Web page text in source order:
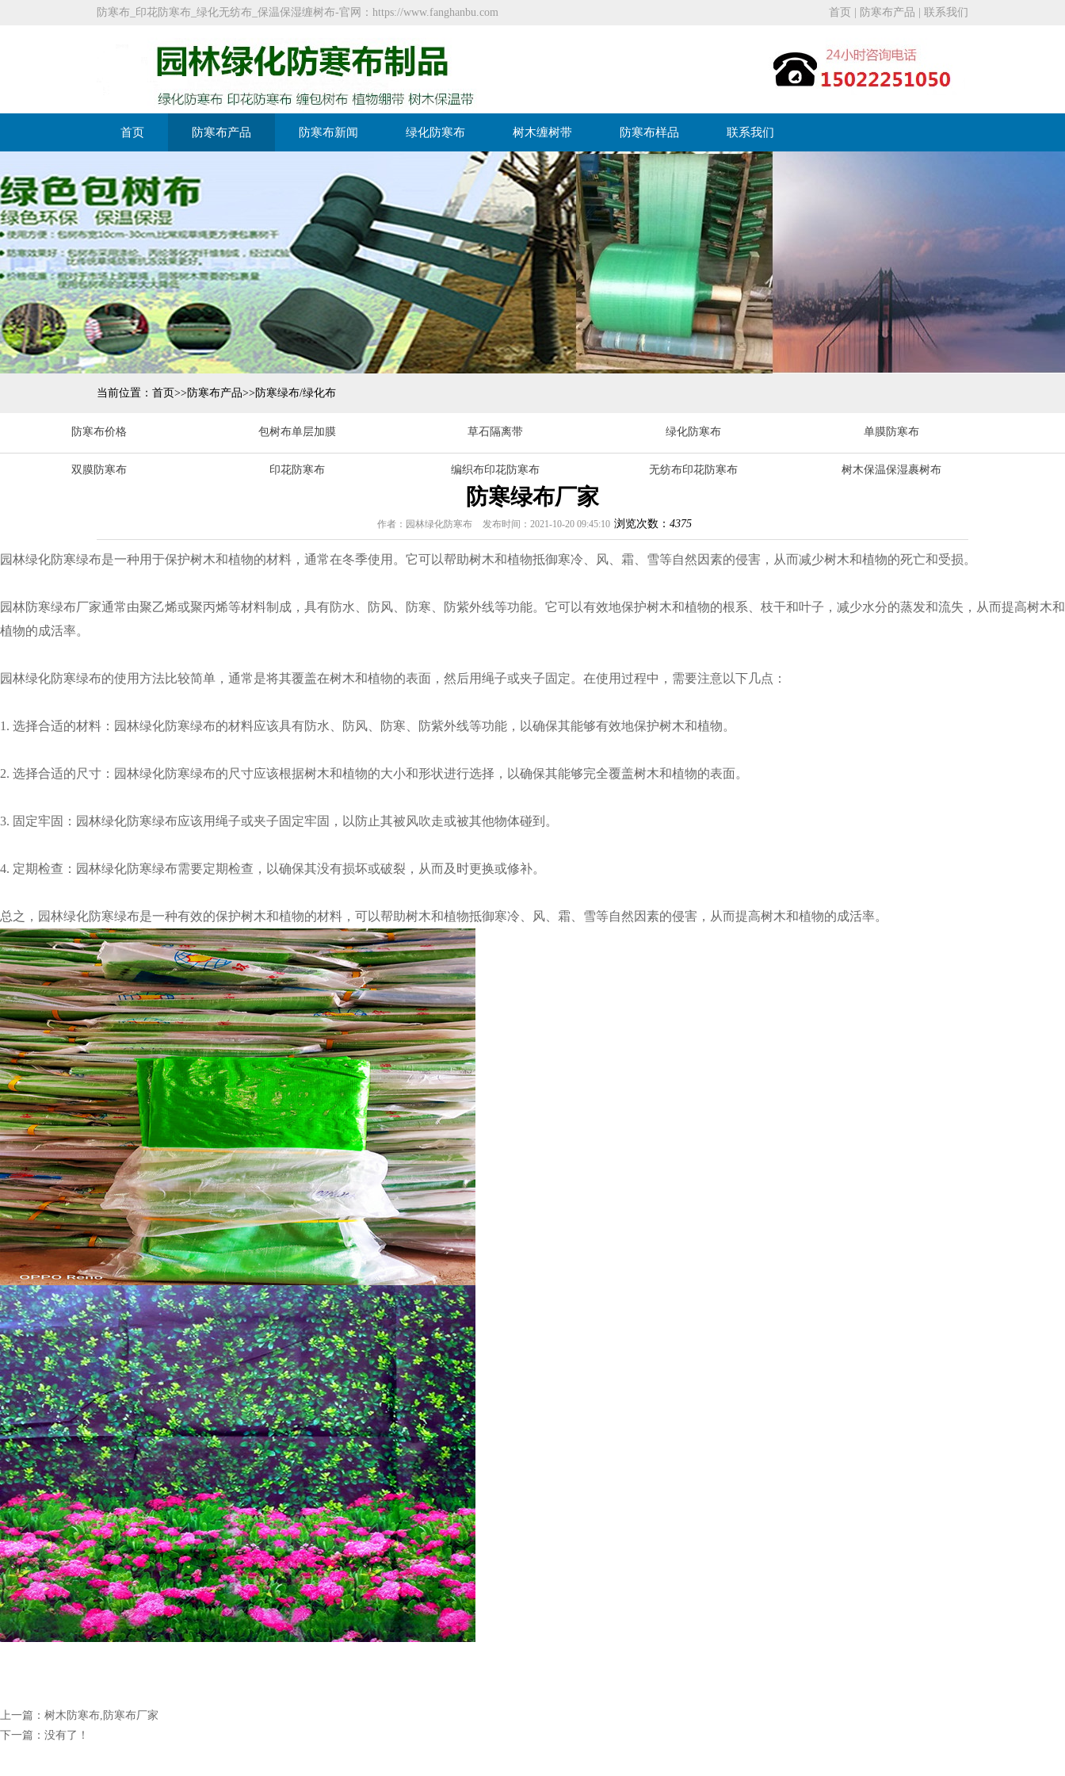
防寒布_印花防寒布_绿化无纺布_保温保湿缠树布-官网：https://www.fanghanbu.com 首页 防寒布产品 联系我们
首页 防寒布产品 防寒布新闻 绿化防寒布 树木缠树带 防寒布样品 联系我们
当前位置： 首页>> 防寒布产品>> 防寒绿布/绿化布
防寒布价格 包树布单层加膜 草石隔离带 绿化防寒布 单膜防寒布
双膜防寒布 印花防寒布 编织布印花防寒布 无纺布印花防寒布 树木保温保湿裹树布
防寒绿布厂家
作者：园林绿化防寒布 发布时间：2021-10-20 09:45:10 浏览次数： 4375
园林绿化防寒绿布是一种用于保护树木和植物的材料，通常在冬季使用。它可以帮助树木和植物抵御寒冷、风、霜、雪等自然因素的侵害，从而减少树木和植物的死亡和受损。
园林防寒绿布厂家通常由聚乙烯或聚丙烯等材料制成，具有防水、防风、防寒、防紫外线等功能。它可以有效地保护树木和植物的根系、枝干和叶子，减少水分的蒸发和流失，从而提高树木和
植物的成活率。
园林绿化防寒绿布的使用方法比较简单，通常是将其覆盖在树木和植物的表面，然后用绳子或夹子固定。在使用过程中，需要注意以下几点：
1. 选择合适的材料：园林绿化防寒绿布的材料应该具有防水、防风、防寒、防紫外线等功能，以确保其能够有效地保护树木和植物。
2. 选择合适的尺寸：园林绿化防寒绿布的尺寸应该根据树木和植物的大小和形状进行选择，以确保其能够完全覆盖树木和植物的表面。
3. 固定牢固：园林绿化防寒绿布应该用绳子或夹子固定牢固，以防止其被风吹走或被其他物体碰到。
4. 定期检查：园林绿化防寒绿布需要定期检查，以确保其没有损坏或破裂，从而及时更换或修补。
总之，园林绿化防寒绿布是一种有效的保护树木和植物的材料，可以帮助树木和植物抵御寒冷、风、霜、雪等自然因素的侵害，从而提高树木和植物的成活率。
上一篇： 树木防寒布,防寒布厂家
下一篇：没有了！